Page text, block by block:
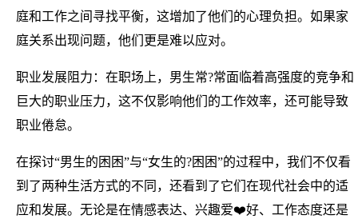
庭和工作之间寻找平衡，这增加了他们的心理负担。如果家
庭关系出现问题，他们更是难以应对。
职业发展阻力：在职场上，男生常?常面临着高强度的竞争和
巨大的职业压力，这不仅影响他们的工作效率，还可能导致
职业倦怠。
在探讨“男生的困困”与“女生的?困困”的过程中，我们不仅看
到了两种生活方式的不同，还看到了它们在现代社会中的适
应和发展。无论是在情感表达、兴趣爱❤️好、工作态度还是